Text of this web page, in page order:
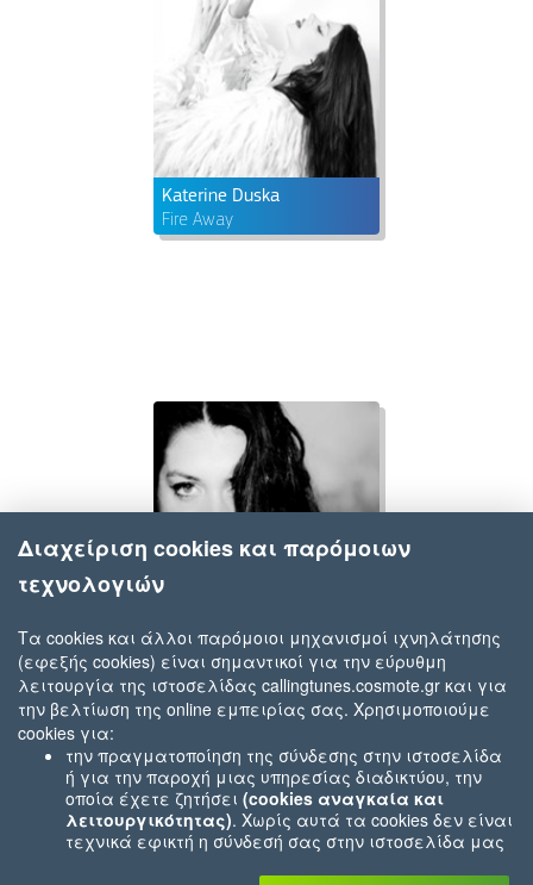
Katerine Duska
Fire Away
Κατερίνα Ντούσκα
One In A Million
Διαχείριση cookies και παρόμοιων
τεχνολογιών
Τα cookies και άλλοι παρόμοιοι μηχανισμοί ιχνηλάτησης
(εφεξής cookies) είναι σημαντικοί για την εύρυθμη
λειτουργία της ιστοσελίδας callingtunes.cosmote.gr και για
την βελτίωση της online εμπειρίας σας. Χρησιμοποιούμε
cookies για:
την πραγματοποίηση της σύνδεσης στην ιστοσελίδα
ή για την παροχή μιας υπηρεσίας διαδικτύου, την
οποία έχετε ζητήσει (cookies αναγκαία και
λειτουργικότητας). Χωρίς αυτά τα cookies δεν είναι
τεχνικά εφικτή η σύνδεσή σας στην ιστοσελίδα μας